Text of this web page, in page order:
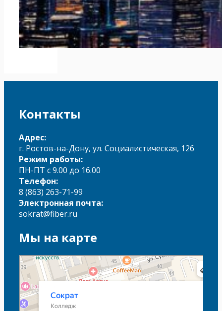
Контакты
Адрес:
г. Ростов-на-Дону, ул. Социалистическая, 126
Режим работы:
ПН-ПТ с 9.00 до 16.00
Телефон:
8 (863) 263-71-99
Электронная почта:
sokrat@fiber.ru
Мы на карте
Сократ
Колледж в Ростове‑на‑Дону